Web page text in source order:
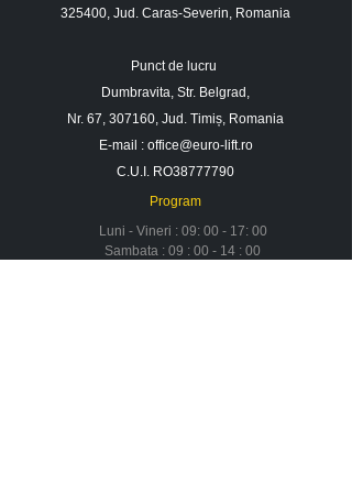
325400, Jud. Caras-Severin, Romania
Punct de lucru
Dumbravita, Str. Belgrad,
Nr. 67, 307160, Jud. Timiș, Romania
E-mail : office@euro-lift.ro
C.U.I. RO38777790
Program
Luni - Vineri : 09: 00 - 17: 00
Sambata : 09 : 00 - 14 : 00